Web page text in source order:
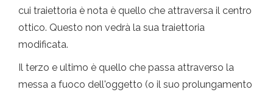
cui traiettoria è nota è quello che attraversa il centro
ottico. Questo non vedrà la sua traiettoria
modificata.
Il terzo e ultimo è quello che passa attraverso la
messa a fuoco dell'oggetto (o il suo prolungamento